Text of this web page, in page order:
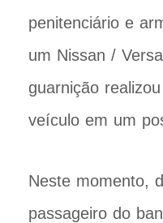
penitenciário e
um Nissan /
guarnição
veículo em um
Neste momento,
passageiro do